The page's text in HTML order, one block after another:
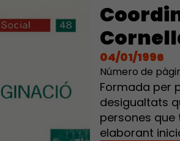
04/01/1996
Número de
Formada per
desigualtats
persones
elaborant